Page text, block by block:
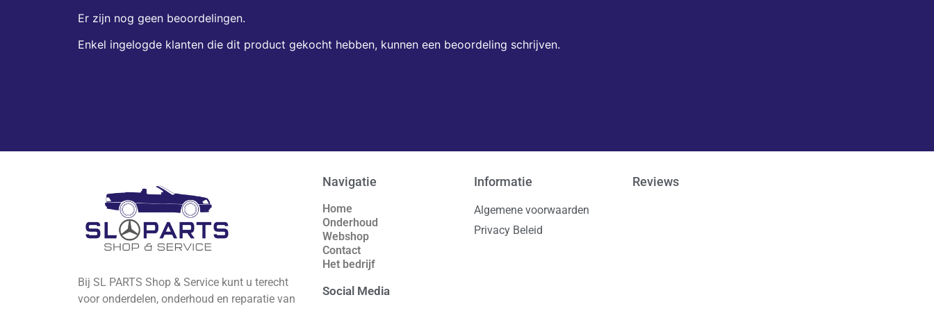
Er zijn nog geen beoordelingen.
Enkel ingelogde klanten die dit product gekocht hebben, kunnen een beoordeling schrijven.
Bij SL PARTS Shop & Service kunt u terecht
voor onderdelen, onderhoud en reparatie van
Navigatie
Home
Onderhoud
Webshop
Contact
Het bedrijf
Social Media
Informatie
Algemene voorwaarden
Privacy Beleid
Reviews